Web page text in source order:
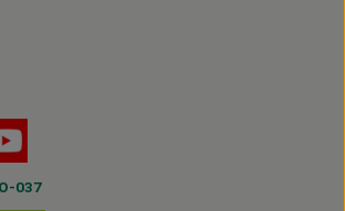
zu https://www.instagram.com/
Link zu https://t.me/s/hofmahlitzsch
Link zu https://www.facebook.com/
037